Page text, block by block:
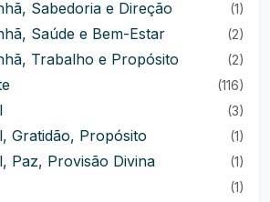
Sabedoria e Direção (1)
Saúde e Bem-Estar (2)
Trabalho e Propósito (2)
(116)
(3)
Gratidão, Propósito (1)
Paz, Provisão Divina (1)
(1)